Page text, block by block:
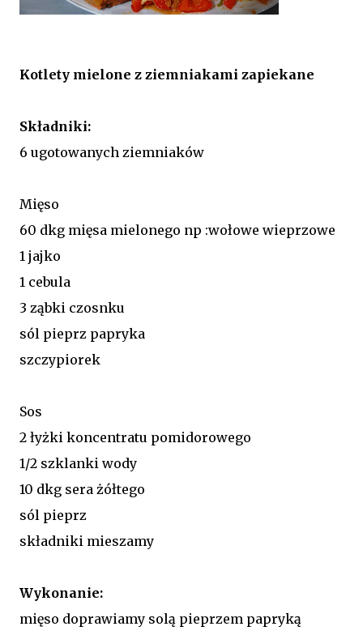
Kotlety mielone z ziemniakami zapiekane
Składniki:
6 ugotowanych ziemniaków
Mięso
60 dkg mięsa mielonego np :wołowe wieprzowe
1 jajko
1 cebula
3 ząbki czosnku
sól pieprz papryka
szczypiorek
Sos
2 łyżki koncentratu pomidorowego
1/2 szklanki wody
10 dkg sera żółtego
sól pieprz
składniki mieszamy
Wykonanie:
mięso doprawiamy solą pieprzem papryką